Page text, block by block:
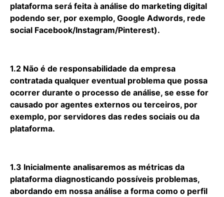
plataforma será feita à análise do marketing digital
podendo ser, por exemplo, Google Adwords, rede
social Facebook/Instagram/Pinterest).
1.2 Não é de responsabilidade da empresa
contratada qualquer eventual problema que possa
ocorrer durante o processo de análise, se esse for
causado por agentes externos ou terceiros, por
exemplo, por servidores das redes sociais ou da
plataforma.
1.3 Inicialmente analisaremos as métricas da
plataforma diagnosticando possíveis problemas,
abordando em nossa análise a forma como o perfil